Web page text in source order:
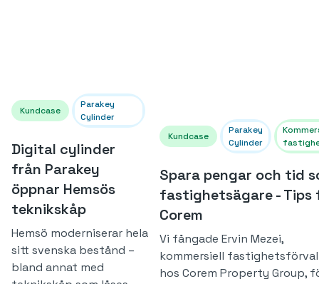
Kundcase
Parakey
Cylinder
Digital cylinder
från Parakey
öppnar Hemsös
teknikskåp
Hemsö moderniserar hela
sitt svenska bestånd –
bland annat med
Kundcase
Parakey
Cylinder
Spara pengar och tid
fastighetsägare - Tips
Corem
Vi fångade Ervin Mezei,
kommersiell
hos Corem Property Group,